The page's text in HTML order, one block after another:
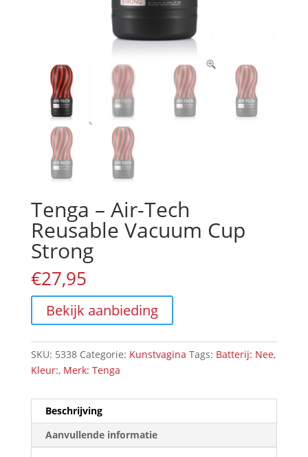
Tenga – Air-Tech
Reusable Vacuum Cup
Strong
€27,95
Bekijk aanbieding
SKU: 5338 Categorie: Kunstvagina Tags: Batterij: Nee,
Kleur:, Merk: Tenga
Beschrijving
Aanvullende informatie